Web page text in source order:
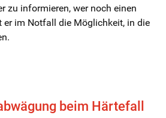
zu informieren, wer noch einen
er im Notfall die Möglichkeit, in die
beim Härtefall